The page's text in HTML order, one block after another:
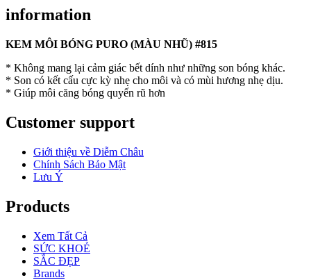
815
KEM
BÓNG
PURO
(MÀU
#815
quantity
information
KEM MÔI BÓNG PURO (MÀU NHŨ) #815
* Không mang lại cảm giác bết dính như những son bóng khác.
* Son có kết cấu cực kỳ nhẹ cho môi và có mùi hương nhẹ dịu.
* Giúp môi căng bóng quyến rũ hơn
Customer support
Giới thiệu về Diễm Châu
Chính Sách Bảo Mật
Lưu Ý
Products
Xem Tất Cả
SỨC KHOẺ
SẮC ĐẸP
Brands